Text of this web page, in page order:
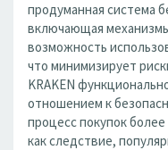
продуманная система
включающая
возможность
что минимизирует
KRAKEN
отношением к
процесс покупок
как следствие,